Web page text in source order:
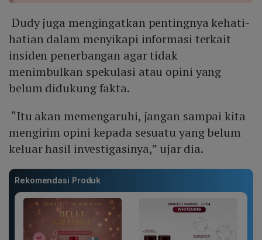
Dudy juga mengingatkan pentingnya kehati-
hatian dalam menyikapi informasi terkait
insiden penerbangan agar tidak
menimbulkan spekulasi atau opini yang
belum didukung fakta.
“Itu akan memengaruhi, jangan sampai kita
mengirim opini kepada sesuatu yang belum
keluar hasil investigasinya,” ujar dia.
Rekomendasi Produk